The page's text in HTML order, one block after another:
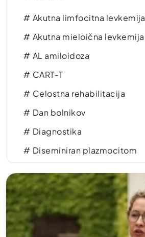
Akutna limfocitna levkemija
Akutna mieloična levkemija
AL amiloidoza
CART-T
Celostna rehabilitacija
Dan bolnikov
Diagnostika
Diseminiran plazmocitom
dogodki
Donacija
Fizioterapija